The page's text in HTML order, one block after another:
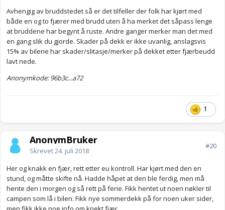
Avhengig av bruddstedet så er det tilfeller der folk har kjørt med
både en og to fjærer med brudd uten å ha merket det såpass lenge
at bruddene har begynt å ruste. Andre ganger merker man det med
en gang slik du gjorde. Skader på dekk er ikke uvanlig, anslagsvis
15% av bilene har skader/slitasje/merker på dekket etter fjærbeudd
lavt nede.
Anonymkode: 96b3c...a72
1
AnonymBruker
Skrevet24. juli 2018
#20
Her og knakk en fjær, rett etter eu kontroll. Har kjørt med den en
stund, og måtte skifte nå. Hadde håpet at den ble ferdig, men må
hente den i morgen og så rett på ferie. Fikk hentet ut noen nøkler til
campen som lå i bilen. Fikk nye sommerdekk på for noen uker sider,